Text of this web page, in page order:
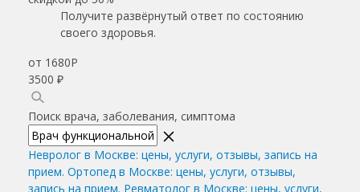
Получите развёрнутый ответ по состоянию
своего здоровья.
от 1680Р
3500 ₽
Поиск врача, заболевания, симптома
Невролог в Москве: цены, услуги, отзывы, запись на
прием. Ортопед в Москве: цены, услуги, отзывы,
запись на прием. Ревматолог в Москве: цены, услуги,